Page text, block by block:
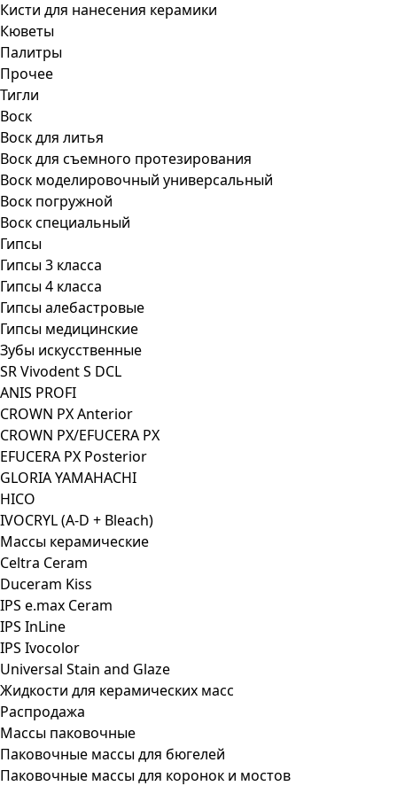
Кисти для нанесения керамики
Кюветы
Палитры
Прочее
Тигли
Воск
Воск для литья
Воск для съемного протезирования
Воск моделировочный универсальный
Воск погружной
Воск специальный
Гипсы
Гипсы 3 класса
Гипсы 4 класса
Гипсы алебастровые
Гипсы медицинские
Зубы искусственные
SR Vivodent S DCL
ANIS PROFI
CROWN PX Anterior
CROWN PX/EFUCERA PX
EFUCERA PX Posterior
GLORIA YAMAHACHI
HICO
IVOCRYL (A-D + Bleach)
Массы керамические
Celtra Ceram
Duceram Kiss
IPS e.max Ceram
IPS InLine
IPS Ivocolor
Universal Stain and Glaze
Жидкости для керамических масс
Распродажа
Массы паковочные
Паковочные массы для бюгелей
Паковочные массы для коронок и мостов